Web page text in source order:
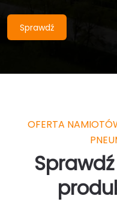
Sprawdź
Sprawdź
OFERTA